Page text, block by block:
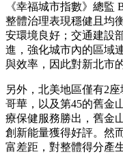
《幸福城市指數》總監
整體治理表現穩健且均
安環境良好；交通建設
進，強化城市內的區域
與效率，因此對新北市
另外，北美地區僅有2
哥華，以及第45的舊金
療保健服務勝出，舊金
創新能量獲得好評。然
富差距，對整體得分產